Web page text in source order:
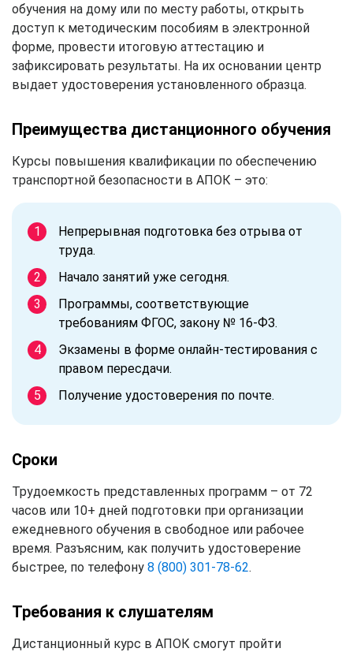
обучения на дому или по месту работы, открыть
доступ к методическим пособиям в электронной
форме, провести итоговую аттестацию и
зафиксировать результаты. На их основании центр
выдает удостоверения установленного образца.
Преимущества дистанционного обучения
Курсы повышения квалификации по обеспечению
транспортной безопасности в АПОК – это:
Непрерывная подготовка без отрыва от
труда.
Начало занятий уже сегодня.
Программы, соответствующие
требованиям ФГОС, закону № 16-ФЗ.
Экзамены в форме онлайн-тестирования с
правом пересдачи.
Получение удостоверения по почте.
Сроки
Трудоемкость представленных программ – от 72
часов или 10+ дней подготовки при организации
ежедневного обучения в свободное или рабочее
время. Разъясним, как получить удостоверение
быстрее, по телефону 8 (800) 301-78-62.
Требования к слушателям
Дистанционный курс в АПОК смогут пройти